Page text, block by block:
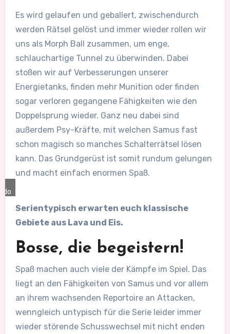
Es wird gelaufen und geballert, zwischendurch
werden Rätsel gelöst und immer wieder rollen wir
uns als Morph Ball zusammen, um enge,
schlauchartige Tunnel zu überwinden. Dabei
stoßen wir auf Verbesserungen unserer
Energietanks, finden mehr Munition oder finden
sogar verloren gegangene Fähigkeiten wie den
Doppelsprung wieder. Ganz neu dabei sind
außerdem Psy-Kräfte, mit welchen Samus fast
schon magisch so manches Schalterrätsel lösen
kann. Das Grundgerüst ist somit rundum gelungen
und macht einfach enormen Spaß.
Serientypisch erwarten euch klassische
Gebiete aus Lava und Eis.
Bosse, die begeistern!
Spaß machen auch viele der Kämpfe im Spiel. Das
liegt an den Fähigkeiten von Samus und vor allem
an ihrem wachsenden Reportoire an Attacken,
wenngleich untypisch für die Serie leider immer
wieder störende Schusswechsel mit nicht enden